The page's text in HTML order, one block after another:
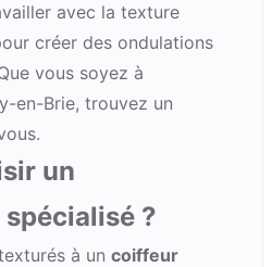
avec la texture
créer des ondulations
vous soyez à
en-Brie, trouvez un
un
?
à un coiffeur